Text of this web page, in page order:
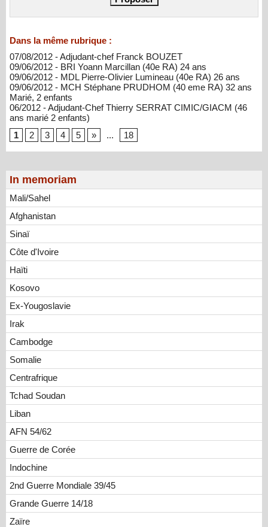
In memoriam
Mali/Sahel
Afghanistan
Sinaï
Côte d'Ivoire
Haïti
Kosovo
Ex-Yougoslavie
Irak
Cambodge
Somalie
Centrafrique
Tchad Soudan
Liban
AFN 54/62
Guerre de Corée
Indochine
2nd Guerre Mondiale 39/45
Grande Guerre 14/18
Zaïre
Dans la même rubrique :
07/08/2012 - Adjudant-chef Franck BOUZET
09/06/2012 - BRI Yoann Marcillan (40e RA) 24 ans
09/06/2012 - MDL Pierre-Olivier Lumineau (40e RA) 26 ans
09/06/2012 - MCH Stéphane PRUDHOM (40 eme RA) 32 ans
Marié, 2 enfants
06/2012 - Adjudant-Chef Thierry SERRAT CIMIC/GIACM (46
ans marié 2 enfants)
1
2 3 4 5 » ... 18